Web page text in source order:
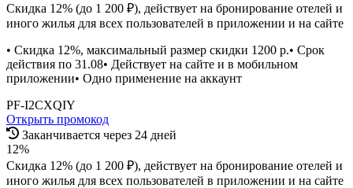
Скидка 12% (до 1 200 ₽), действует на бронирование отелей и
иного жилья для всех пользователей в приложении и на сайте
• Скидка 12%, максимальный размер скидки 1200 р.• Срок
действия по 31.08• Действует на сайте и в мобильном
приложении• Одно применение на аккаунт
PF-I2CXQIY
Открыть промокод
Заканчивается через 24 дней
12%
Скидка 12% (до 1 200 ₽), действует на бронирование отелей и
иного жилья для всех пользователей в приложении и на сайте